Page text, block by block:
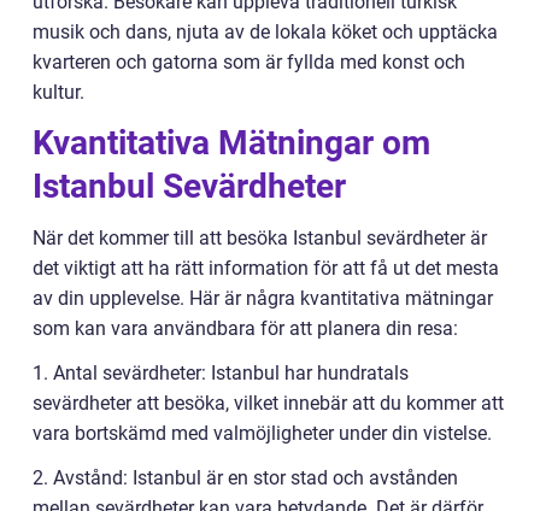
musik och dans, njuta av de lokala köket och upptäcka
kvarteren och gatorna som är fyllda med konst och
kultur.
Kvantitativa Mätningar om
Istanbul Sevärdheter
När det kommer till att besöka Istanbul sevärdheter är
det viktigt att ha rätt information för att få ut det mesta
av din upplevelse. Här är några kvantitativa mätningar
som kan vara användbara för att planera din resa:
1. Antal sevärdheter: Istanbul har hundratals
sevärdheter att besöka, vilket innebär att du kommer att
vara bortskämd med valmöjligheter under din vistelse.
2. Avstånd: Istanbul är en stor stad och avstånden